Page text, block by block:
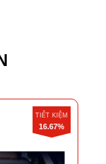
TIẾT KIỆM
16.67%